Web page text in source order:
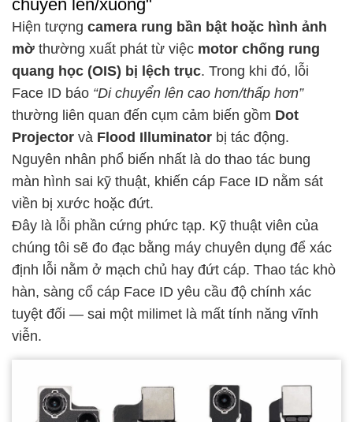
chuyển lên/xuống"
Hiện tượng camera rung bần bật hoặc hình ảnh
mờ thường xuất phát từ việc motor chống rung
quang học (OIS) bị lệch trục. Trong khi đó, lỗi
Face ID báo “Di chuyển lên cao hơn/thấp hơn”
thường liên quan đến cụm cảm biến gồm Dot
Projector và Flood Illuminator bị tác động.
Nguyên nhân phổ biến nhất là do thao tác bung
màn hình sai kỹ thuật, khiến cáp Face ID nằm sát
viền bị xước hoặc đứt.
Đây là lỗi phần cứng phức tạp. Kỹ thuật viên của
chúng tôi sẽ đo đạc bằng máy chuyên dụng để xác
định lỗi nằm ở mạch chủ hay đứt cáp. Thao tác khò
hàn, sàng cổ cáp Face ID yêu cầu độ chính xác
tuyệt đối — sai một milimet là mất tính năng vĩnh
viễn.